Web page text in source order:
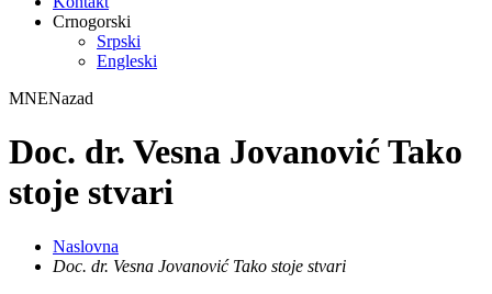
Crnogorski
Srpski
Engleski
MNENazad
Doc. dr. Vesna Jovanović Tako
stoje stvari
Naslovna
Doc. dr. Vesna Jovanović Tako stoje stvari